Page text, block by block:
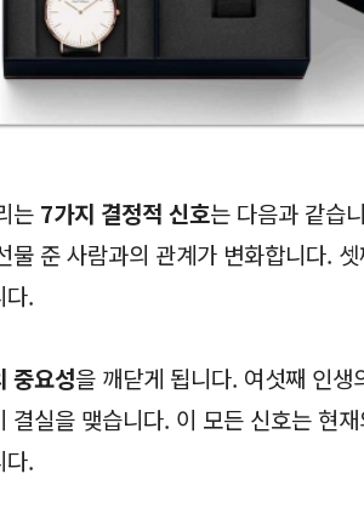
는 7가지 결정적 신호는 다음과 같습
물 준 사람과의 관계가 변화합니다.
다.
중요성을 깨닫게 됩니다. 여섯째 인
결실을 맺습니다. 이 모든 신호는 현
다.